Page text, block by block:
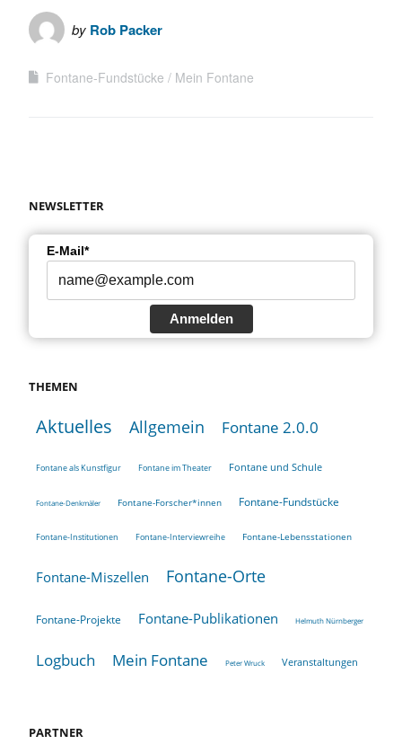
by Rob Packer
Fontane-Fundstücke Mein Fontane
NEWSLETTER
E-Mail*
Anmelden
THEMEN
Aktuelles Allgemein Fontane 2.0.0
Fontane als Kunstfigur Fontane im Theater Fontane und Schule
Fontane-Denkmäler Fontane-Forscher*innen Fontane-Fundstücke
Fontane-Institutionen Fontane-Interviewreihe Fontane-Lebensstationen
Fontane-Miszellen Fontane-Orte
Fontane-Projekte Fontane-Publikationen Helmuth Nürnberger
Logbuch Mein Fontane Peter Wruck Veranstaltungen
PARTNER